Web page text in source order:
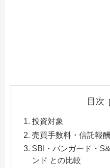
目次
投資対象
売買手数料・信託報
SBI・バンガード・
ンド との比較